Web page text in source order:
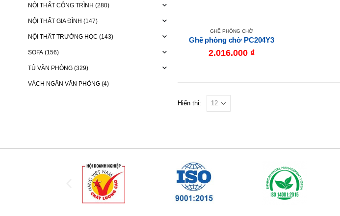
GHẾ PHÒNG CHỜ
Ghế phòng chờ PC204Y3
2.016.000 ₫
Hiển thị:
NỘI THẤT CÔNG TRÌNH (280)
NỘI THẤT GIA ĐÌNH (147)
NỘI THẤT TRƯỜNG HỌC (143)
SOFA (156)
TỦ VĂN PHÒNG (329)
VÁCH NGĂN VĂN PHÒNG (4)